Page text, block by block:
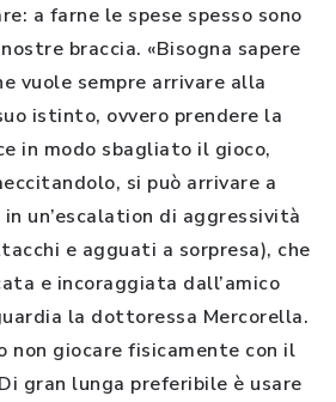
a farne le spese spesso sono
braccia. «Bisogna sapere
vuole sempre arrivare alla
istinto, ovvero prendere la
in modo sbagliato il gioco,
si può arrivare a
un’escalation di aggressività
e agguati a sorpresa), che
e incoraggiata dall’amico
la dottoressa Mercorella.
non giocare fisicamente con il
gran lunga preferibile è usare